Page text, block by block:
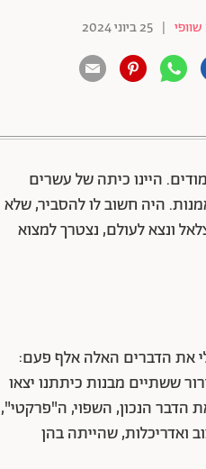
| 25 ביוני 2024
היינו כיתה של עשרים
היה חשוב לו להסביר, שלא
ונצא לעולם, נצטרך למצוא
את הדברים האלה אלף פעם:
ששתיים מבנות כיתתנו יצאו
הדבר הנכון, השפוי, ה"פרקטי",
ואדריכלות, שהייתה בהן